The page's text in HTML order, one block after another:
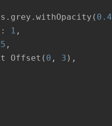
0.4
: 1 ,
5 ,
Offset( 0 , 3 ),